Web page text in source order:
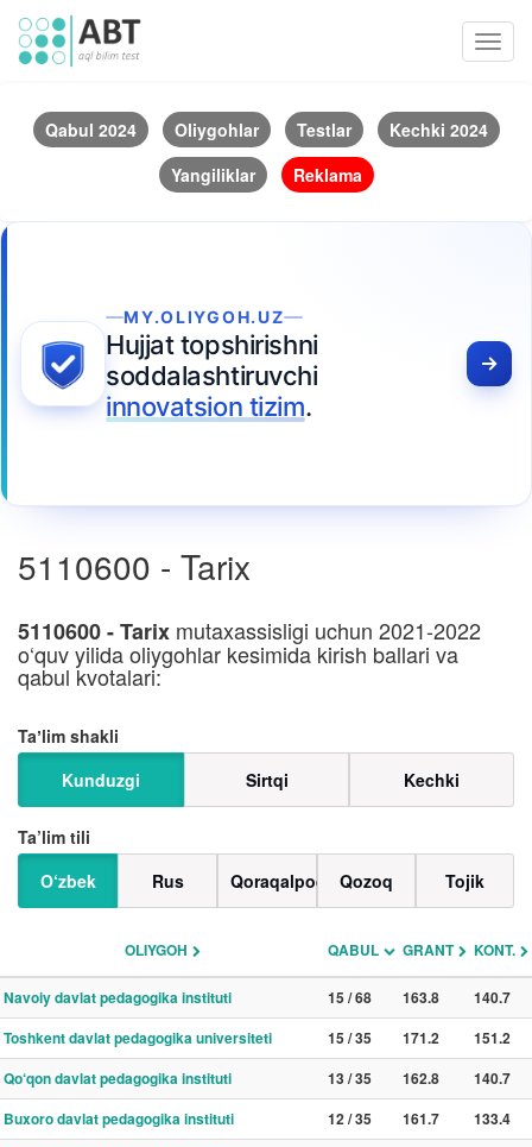
Qabul 2024 Oliygohlar Testlar
Kechki 2024
Yangiliklar
Reklama
MY.OLIYGOH.UZ
Hujjat topshirishni
soddalashtiruvchi
innovatsion tizim.
5110600 - Tarix
5110600 - Tarix mutaxassisligi uchun 2021-2022
o‘quv yilida oliygohlar kesimida kirish ballari va
qabul kvotalari:
Taʼlim shakli
Kunduzgi
Sirtqi Kechki
Ta’lim tili
O‘zbek
Rus Qoraqalpoq Qozoq Tojik
OLIYGOH QABUL GRANT KONT.
Navoiy davlat pedagogika instituti 15 / 68 163.8
140.7
Toshkent davlat pedagogika universiteti
15 / 35 171.2
151.2
Qo‘qon davlat pedagogika instituti
13 / 35 162.8
140.7
Buxoro davlat pedagogika instituti
12 / 35 161.7
133.4